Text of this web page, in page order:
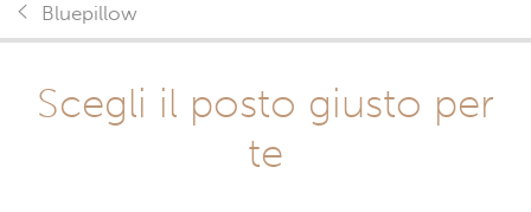
Bluepillow
Scegli il posto giusto per
te